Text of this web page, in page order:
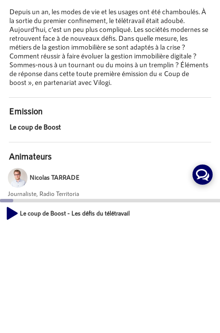
Depuis un an, les modes de vie et les usages ont été chamboulés. À
la sortie du premier confinement, le télétravail était adoubé.
Aujourd’hui, c’est un peu plus compliqué. Les sociétés modernes se
retrouvent face à de nouveaux défis. Dans quelle mesure, les
métiers de la gestion immobilière se sont adaptés à la crise ?
Comment réussir à faire évoluer la gestion immobilière digitale ?
Sommes-nous à un tournant ou du moins à un tremplin ? Éléments
de réponse dans cette toute première émission du « Coup de
boost », en partenariat avec Vilogi.
Emission
Le coup de Boost
Animateurs
Nicolas TARRADE
Journaliste, Radio Territoria
Le coup de Boost - Les défis du télétravail